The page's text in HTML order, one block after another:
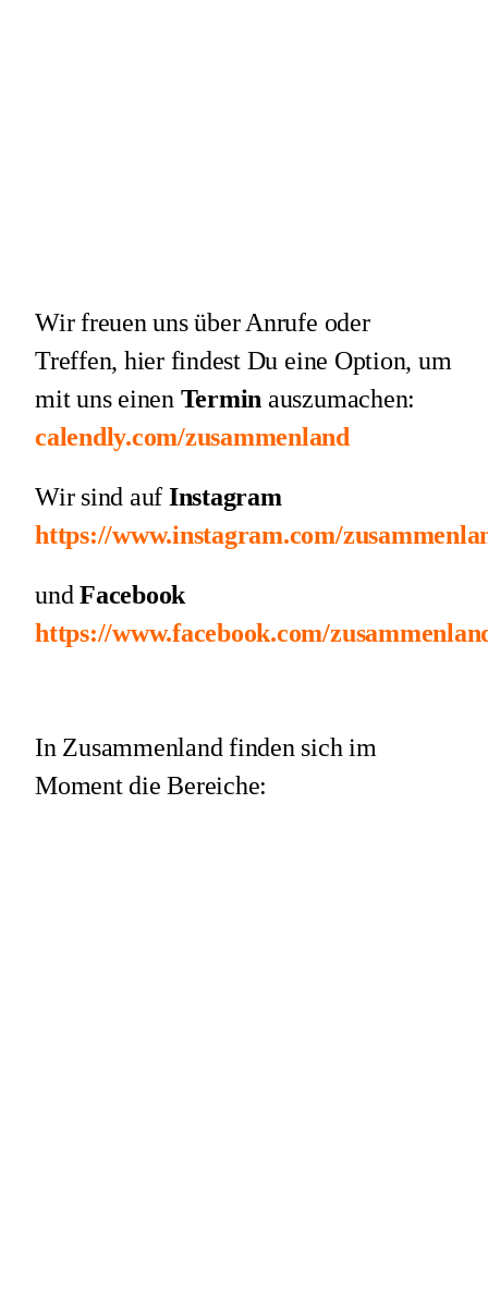
Wir freuen uns über Anrufe oder
Treffen, hier findest Du eine Option, um
mit uns einen Termin auszumachen:
calendly.com/zusammenland
Wir sind auf Instagram
https://www.instagram.com/
undFacebook
https://www.facebook.com/
In Zusammenland finden sich im
Moment die Bereiche: